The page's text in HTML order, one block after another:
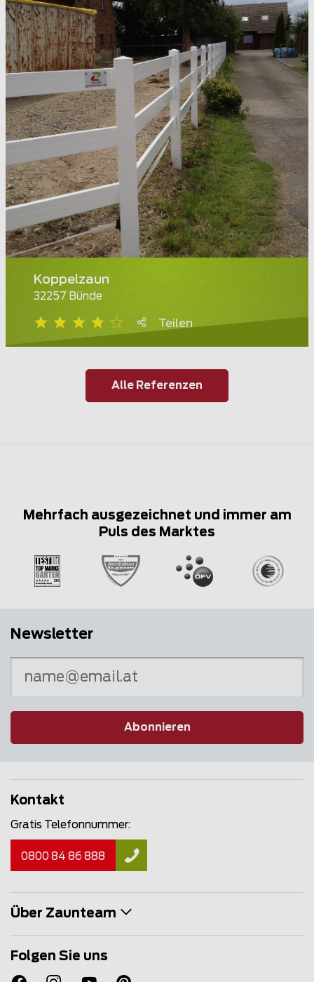
Koppelzaun
32257 Bünde
Teilen
Alle Referenzen
Mehrfach ausgezeichnet und immer am
Puls des Marktes
Newsletter
Abonnieren
Kontakt
Gratis Telefonnummer:
0800 84 86 888
Über Zaunteam
Folgen Sie uns